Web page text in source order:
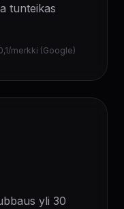
tunteikas
merkki (Google)
yli 30